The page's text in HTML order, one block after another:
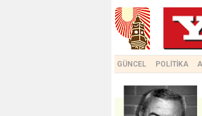
GÜNCEL POLİTİKA